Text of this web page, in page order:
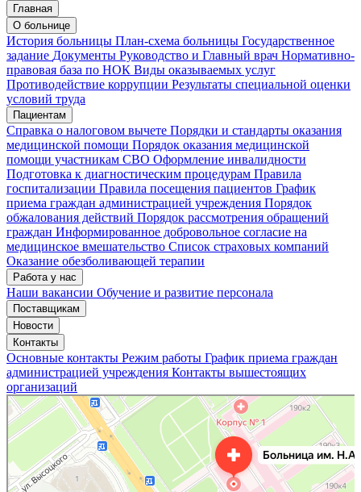
Главная
О больнице
История больницы План-схема больницы Государственное
задание Документы Руководство и Главный врач Нормативно-
правовая база по НОК Виды оказываемых услуг
Противодействие коррупции Результаты специальной оценки
условий труда
Пациентам
Справка о налоговом вычете Порядки и стандарты оказания
медицинской помощи Порядок оказания медицинской
помощи участникам СВО Оформление инвалидности
Подготовка к диагностическим процедурам Правила
госпитализации Правила посещения пациентов График
приема граждан администрацией учреждения Порядок
обжалования действий Порядок рассмотрения обращений
граждан Информированное добровольное согласие на
медицинское вмешательство Список страховых компаний
Оказание обезболивающей терапии
Работа у нас
Наши вакансии Обучение и развитие персонала
Поставщикам
Новости
Контакты
Основные контакты Режим работы График приема граждан
администрацией учреждения Контакты вышестоящих
организаций
«Нижегородская областная клиническая больница имени Н.А. Семашко»
Отделение больницы, госпиталя в Нижнем Новгороде
Больница для взрослых в Нижнем Новгороде